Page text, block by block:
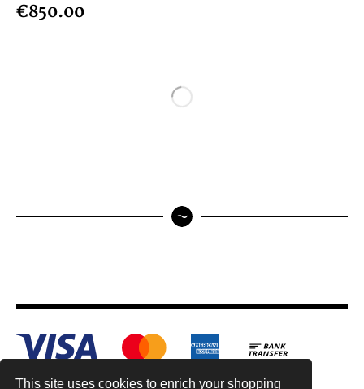
This site uses cookies to enrich your shopping
€850.00